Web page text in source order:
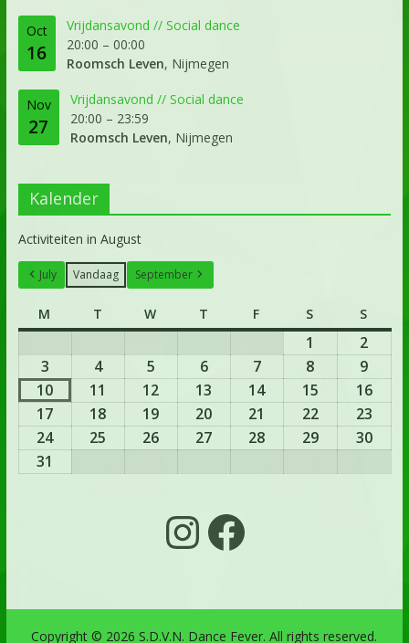
Oct
16
Vrijdansavond // Social dance
20:00 – 00:00
Roomsch Leven, Nijmegen
Nov
27
Vrijdansavond // Social dance
20:00 – 23:59
Roomsch Leven, Nijmegen
Kalender
Activiteiten in August
July Vandaag September
M T W T F S S
1
2
3
4 5 6 7 8
9
10
11 12 13 14 15
16
17
18 19 20 21 22
23
24
25 26 27 28 29
30
31
Copyright © 2026S.D.V.N. Dance Fever. All rights reserved.